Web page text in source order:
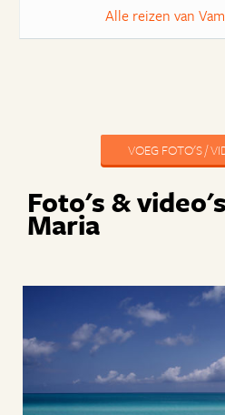
Alle reizen van
VOEG FOTO'S /
Foto's &
Maria